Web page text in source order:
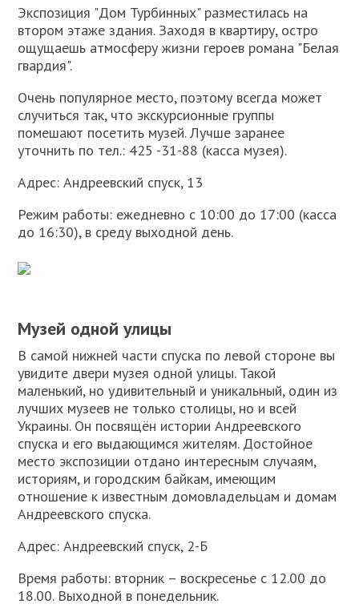
Экспозиция "Дом Турбинных" разместилась на
втором этаже здания. Заходя в квартиру, остро
ощущаешь атмосферу жизни героев романа "Белая
гвардия".
Очень популярное место, поэтому всегда может
случиться так, что экскурсионные группы
помешают посетить музей. Лучше заранее
уточнить по тел.: 425 -31-88 (касса музея).
Адрес: Андреевский спуск, 13
Режим работы: ежедневно с 10:00 до 17:00 (касса
до 16:30), в среду выходной день.
Музей одной улицы
В самой нижней части спуска по левой стороне вы
увидите двери музея одной улицы. Такой
маленький, но удивительный и уникальный, один из
лучших музеев не только столицы, но и всей
Украины. Он посвящён истории Андреевского
спуска и его выдающимся жителям. Достойное
место экспозиции отдано интересным случаям,
историям, и городским байкам, имеющим
отношение к известным домовладельцам и домам
Андреевского спуска.
Адрес: Андреевский спуск, 2-Б
Время работы: вторник – воскресенье с 12.00 до
18.00. Выходной в понедельник.